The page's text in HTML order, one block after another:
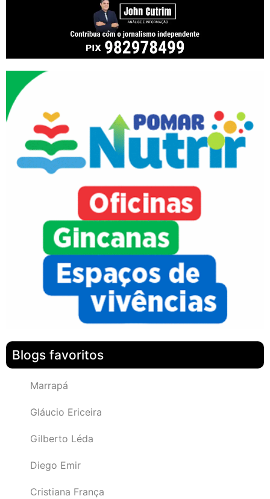
Blogs favoritos
Marrapá
Gláucio Ericeira
Gilberto Léda
Diego Emir
Cristiana França